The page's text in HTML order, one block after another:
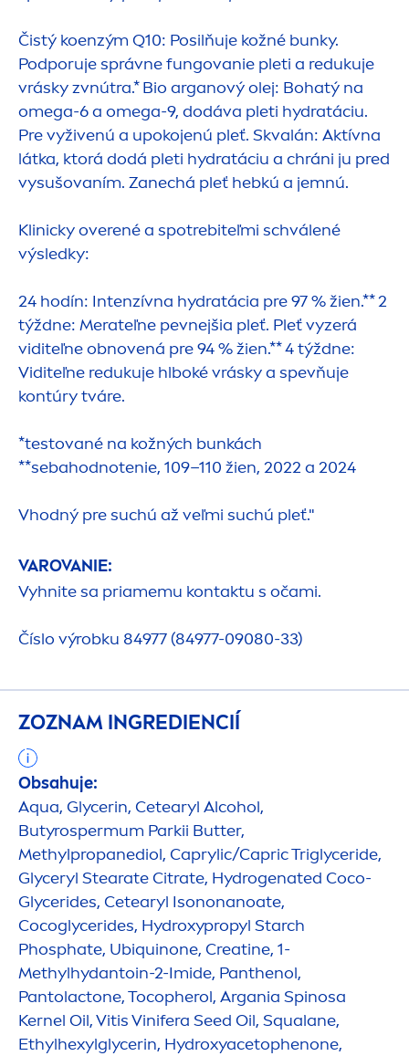
Čistý koenzým Q10: Posilňuje kožné bunky.
Podporuje správne fungovanie pleti a redukuje
vrásky zvnútra.* Bio arganový olej: Bohatý na
omega-6 a omega-9, dodáva pleti hydratáciu.
Pre vyživenú a upokojenú pleť. Skvalán: Aktívna
látka, ktorá dodá pleti hydratáciu a chráni ju pred
vysušovaním. Zanechá pleť hebkú a jemnú.
Klinicky overené a spotrebiteľmi schválené
výsledky:
24 hodín: Intenzívna hydratácia pre 97 % žien.** 2
týždne: Merateľne pevnejšia pleť. Pleť vyzerá
viditeľne obnovená pre 94 % žien.** 4 týždne:
Viditeľne redukuje hlboké vrásky a spevňuje
kontúry tváre.
*testované na kožných bunkách
**sebahodnotenie, 109–110 žien, 2022 a 2024
Vhodný pre suchú až veľmi suchú pleť."
VAROVANIE:
Vyhnite sa priamemu kontaktu s očami.
Číslo výrobku 84977 (84977-09080-33)
ZOZNAM INGREDIENCIÍ
Obsahuje:
Aqua, Glycerin, Cetearyl Alcohol,
Butyrospermum Parkii Butter,
Methylpropanediol, Caprylic/Capric Triglyceride,
Glyceryl Stearate Citrate, Hydrogenated Coco-
Glycerides, Cetearyl Isononanoate,
Cocoglycerides, Hydroxypropyl Starch
Phosphate, Ubiquinone, Creatine, 1-
Methylhydantoin-2-Imide, Panthenol,
Pantolactone, Tocopherol, Argania Spinosa
Kernel Oil, Vitis Vinifera Seed Oil, Squalane,
Ethylhexylglycerin, Hydroxyacetophenone,